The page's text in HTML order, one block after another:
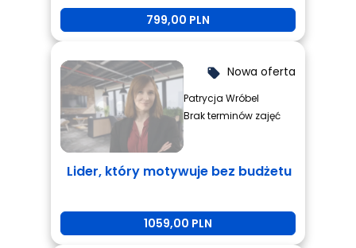
799,00 PLN
local_offer Nowa oferta
Patrycja Wróbel
Brak terminów zajęć
Lider, który motywuje bez budżetu
1059,00 PLN